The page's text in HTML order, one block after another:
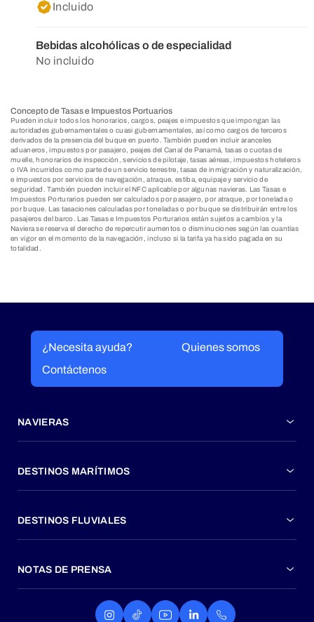
Incluido
Bebidas alcohólicas o de especialidad
No incluido
Concepto de Tasas e Impuestos Portuarios
Pueden incluir todos los honorarios, cargos, peajes e impuestos que impongan las
autoridades gubernamentales o cuasi gubernamentales, así como cargos de terceros
derivados de la presencia del buque en puerto. También pueden incluir aranceles
aduaneros, impuestos por pasajero, peajes del Canal de Panamá, tasas o cuotas de
muelle, honorarios de inspección, servicios de pilotaje, tasas aéreas, impuestos hoteleros
o IVA incurridos como parte de un servicio terrestre, tasas de inmigración y naturalización,
e impuestos por servicios de navegación, atraque, estiba, equipaje y servicio de
seguridad. También pueden incluir el NFC aplicable por algunas navieras. Las Tasas e
Impuestos Porturarios pueden ser calculados por pasajero, por atraque, por tonelada o
por buque. Las tasaciones calculadas por toneladas o por buque se distribuirán entre los
pasajeros del barco. Las Tasas e Impuestos Porturarios están sujetos a cambios y la
Naviera se reserva el derecho de repercutir aumentos o disminuciones según las cuantías
en vigor en el momento de la navegación, incluso si la tarifa ya ha sido pagada en su
totalidad.
¿Necesita ayuda?
Quienes somos
Contáctenos
NAVIERAS
DESTINOS MARÍTIMOS
DESTINOS FLUVIALES
NOTAS DE PRENSA